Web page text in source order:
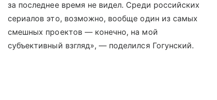
за последнее время не видел. Среди российских
сериалов это, возможно, вообще один из самых
смешных проектов — конечно, на мой
субъективный взгляд», — поделился Гогунский.